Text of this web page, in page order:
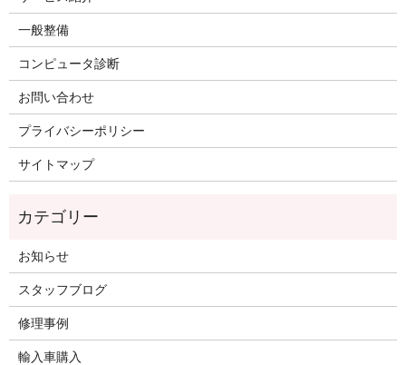
一般整備
コンピュータ診断
お問い合わせ
プライバシーポリシー
サイトマップ
お知らせ
スタッフブログ
修理事例
輸入車購入